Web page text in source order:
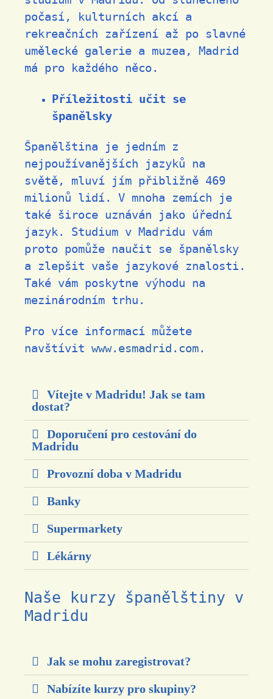
počasí, kulturních akcí a
rekreačních zařízení až po slavné
umělecké galerie a muzea, Madrid
má pro každého něco.
Příležitosti učit se
španělsky
Španělština je jedním z
nejpoužívanějších jazyků na
světě, mluví jím přibližně 469
milionů lidí. V mnoha zemích je
také široce uznáván jako úřední
jazyk. Studium v ​​Madridu vám
proto pomůže naučit se španělsky
a zlepšit vaše jazykové znalosti.
Také vám poskytne výhodu na
mezinárodním trhu.
Pro více informací můžete
navštívit www.esmadrid.com.
Vítejte v Madridu! Jak se tam
dostat?
Doporučení pro cestování do
Madridu
Provozní doba v Madridu
Banky
Supermarkety
Lékárny
Naše kurzy španělštiny v
Madridu
Jak se mohu zaregistrovat?
Nabízíte kurzy pro skupiny?